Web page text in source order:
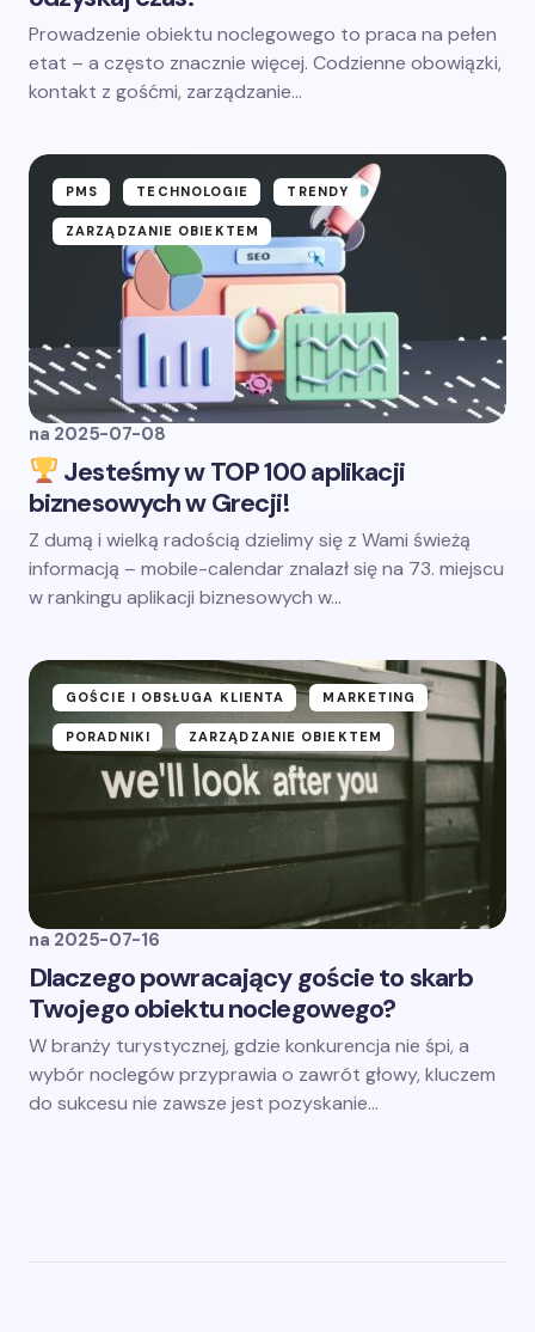
Prowadzenie obiektu noclegowego to praca na pełen
etat – a często znacznie więcej. Codzienne obowiązki,
kontakt z gośćmi, zarządzanie…
PMS TECHNOLOGIE TRENDY
ZARZĄDZANIE OBIEKTEM
na 2025-07-08
Jesteśmy w TOP 100 aplikacji
biznesowych w Grecji!
Z dumą i wielką radością dzielimy się z Wami świeżą
informacją – mobile-calendar znalazł się na 73. miejscu
w rankingu aplikacji biznesowych w…
GOŚCIE I OBSŁUGA KLIENTA MARKETING
PORADNIKI ZARZĄDZANIE OBIEKTEM
na 2025-07-16
Dlaczego powracający goście to skarb
Twojego obiektu noclegowego?
W branży turystycznej, gdzie konkurencja nie śpi, a
wybór noclegów przyprawia o zawrót głowy, kluczem
do sukcesu nie zawsze jest pozyskanie…